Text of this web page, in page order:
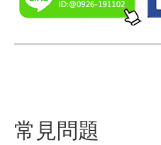
常見問題